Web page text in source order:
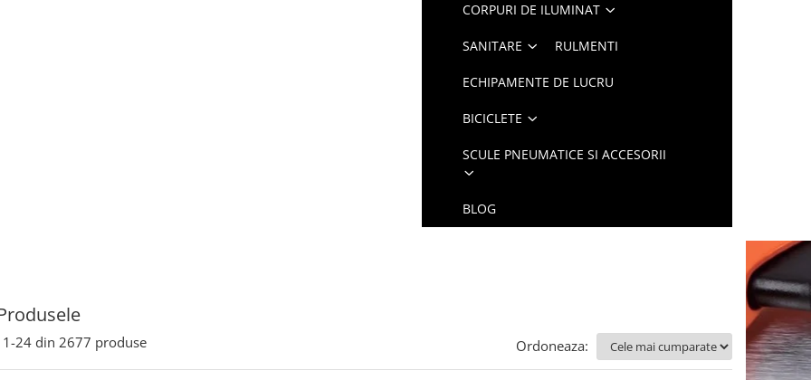
CORPURI DE ILUMINAT
SANITARE RULMENTI
ECHIPAMENTE DE LUCRU
BICICLETE
SCULE PNEUMATICE SI ACCESORII
BLOG
1-24 din 2677 produse Ordoneaza: